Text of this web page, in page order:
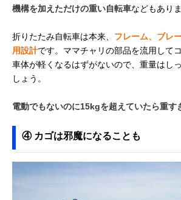
機構を加えただけの重い自転車などもありま
折りたたみ自転車は本来、 フレーム、ブレ
用設計です。ママチャリの部品を流用して
車体が軽くなるはずがないので、重量はし
しょう。
電動でもないのに15kgを超えていたら重す
④ カゴは邪魔になることも